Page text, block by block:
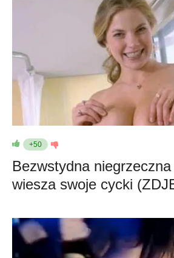
+50
Bezwstydna
wiesza swoje cycki